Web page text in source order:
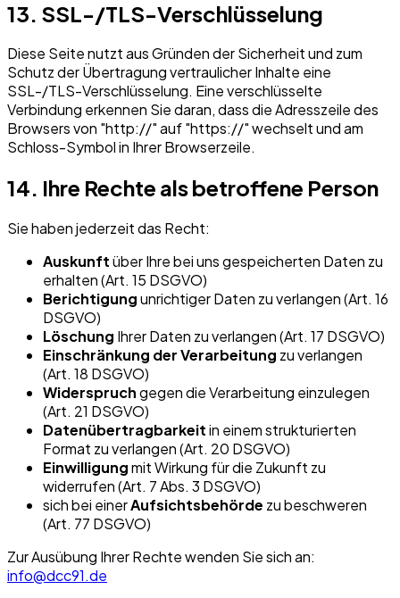
13. SSL-/TLS-Verschlüsselung
Diese Seite nutzt aus Gründen der Sicherheit und zum
Schutz der Übertragung vertraulicher Inhalte eine
SSL-/TLS-Verschlüsselung. Eine verschlüsselte
Verbindung erkennen Sie daran, dass die Adresszeile des
Browsers von "http://" auf "https://" wechselt und am
Schloss-Symbol in Ihrer Browserzeile.
14. Ihre Rechte als betroffene Person
Sie haben jederzeit das Recht:
Auskunftüber Ihre bei uns gespeicherten Daten zu
erhalten (Art. 15 DSGVO)
Berichtigungunrichtiger Daten zu verlangen (Art. 16
DSGVO)
Löschung Ihrer Daten zu verlangen (Art. 17 DSGVO)
Einschränkung der Verarbeitung zu verlangen
(Art. 18 DSGVO)
Widerspruchgegen die Verarbeitung einzulegen
(Art. 21 DSGVO)
Datenübertragbarkeitin einem strukturierten
Format zu verlangen (Art. 20 DSGVO)
Einwilligungmit Wirkung für die Zukunft zu
widerrufen (Art. 7 Abs. 3 DSGVO)
sich bei einerAufsichtsbehörde zu beschweren
(Art. 77 DSGVO)
Zur Ausübung Ihrer Rechte wenden Sie sich an:
info@dcc91.de